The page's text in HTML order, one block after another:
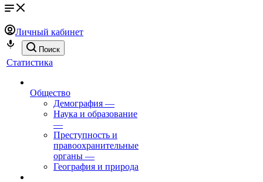
Личный кабинет
Поиск
Статистика
Общество
Демография —
Наука и образование
—
Преступность и
правоохранительные
органы —
География и природа